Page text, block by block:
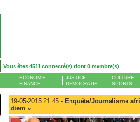
Vous êtes 4511 connecté(s) dont 0 membre(s)
ECONOMIE
FINANCE
JUSTICE
DÉMOCRATIE
CULTURE
SPORTS
19-05-2015 21:45 - Enquête/Journalisme
diem »